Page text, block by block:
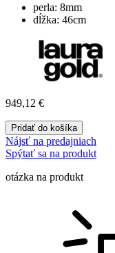
perla: 8mm
dĺžka: 46cm
949,12 €
Pridať do košíka
Nájsť na predajniach
Spýtať sa na produkt
otázka na produkt